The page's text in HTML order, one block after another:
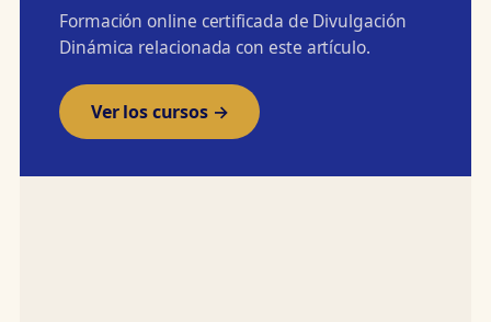
Formación online certificada de Divulgación
Dinámica relacionada con este artículo.
Ver los cursos →